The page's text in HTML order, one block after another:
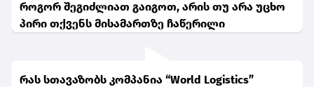
როგორ შეგიძლიათ გაიგოთ, არის თუ არა უცხო
პირი თქვენს მისამართზე ჩაწერილი
რას სთავაზობს კომპანია “World Logistics”